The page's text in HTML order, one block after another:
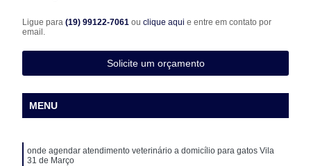
Ligue para(19) 99122-7061ouclique aqui e entre em contato por
email.
Solicite um orçamento
MENU
onde agendar atendimento veterinário a domicílio para gatos Vila
31 de Março